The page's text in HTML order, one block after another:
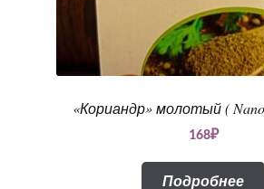
«Кориандр» молотый (
168₽
Подробнее